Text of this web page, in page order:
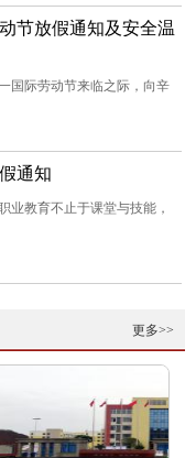
节放假通知及安全温
国际劳动节来临之际，向辛
通知
业教育不止于课堂与技能，
更多>>